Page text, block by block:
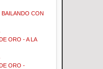
BAILANDO CON
ORO - A LA
ORO -